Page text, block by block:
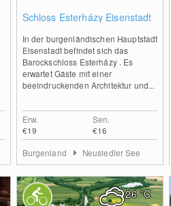
Schloss Esterházy Eisenstadt
In der burgenländischen Hauptstadt
Eisenstadt befindet sich das
Barockschloss Esterházy . Es
erwartet Gäste mit einer
beeindruckenden Architektur und...
Erw.
€19
Sen.
€16
Burgenland Neusiedler See
26°C